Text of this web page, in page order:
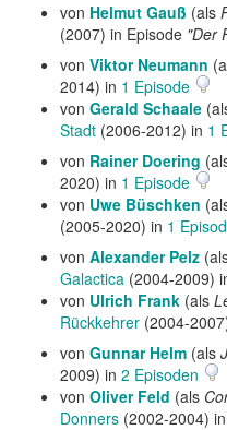
von Helmut Gauß (als
(2007) in Episode "Der
von Viktor Neumann
2014) in 1 Episode
von Gerald Schaale
Stadt (2006-2012) in 1
von Rainer Doering
2020) in 1 Episode
von Uwe Büschken
(2005-2020) in 1
von Alexander Pelz
Galactica (2004-2009)
von Ulrich Frank (als
Rückkehrer (2004-
von Gunnar Helm (als
2009) in 2 Episoden
von Oliver Feld (als
Donners (2002-2004) in